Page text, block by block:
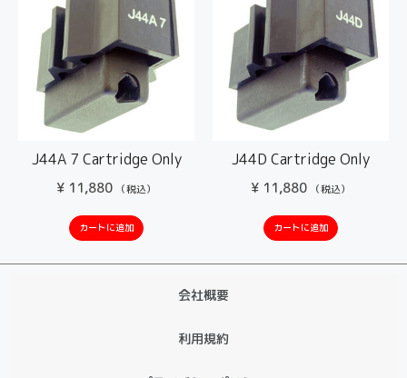
J44A 7 Cartridge Only
¥ 11,880 （税込）
カートに追加
J44D Cartridge Only
¥ 11,880 （税込）
カートに追加
会社概要
利用規約